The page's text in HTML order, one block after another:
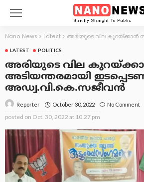
Nano News > Latest > അരിയുടെ വില കുറയ്ക്കാൻ സർക്കാർ
LATEST POLITICS
അരിയുടെ വില
അടിയന്തരമായി
അഡ്വ.വി.കെ.സജീവന്‍
Reporter October 30, 2022 No Comment
posted on Oct. 30, 2022 at 10:27 pm